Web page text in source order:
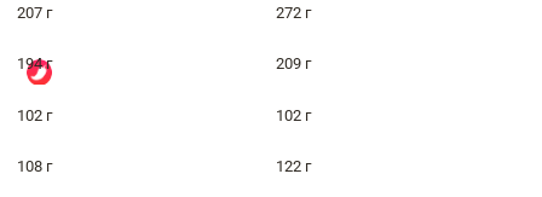
207 г 272 г
194 г 209 г
102 г 102 г
108 г 122 г